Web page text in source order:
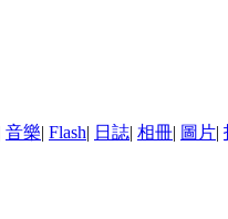
音樂| Flash| 日誌| 相冊| 圖片|